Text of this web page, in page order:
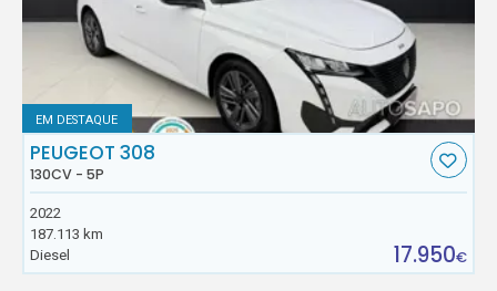
EM DESTAQUE
PEUGEOT 308
130CV - 5P
2022
187.113 km
Diesel
17.950€